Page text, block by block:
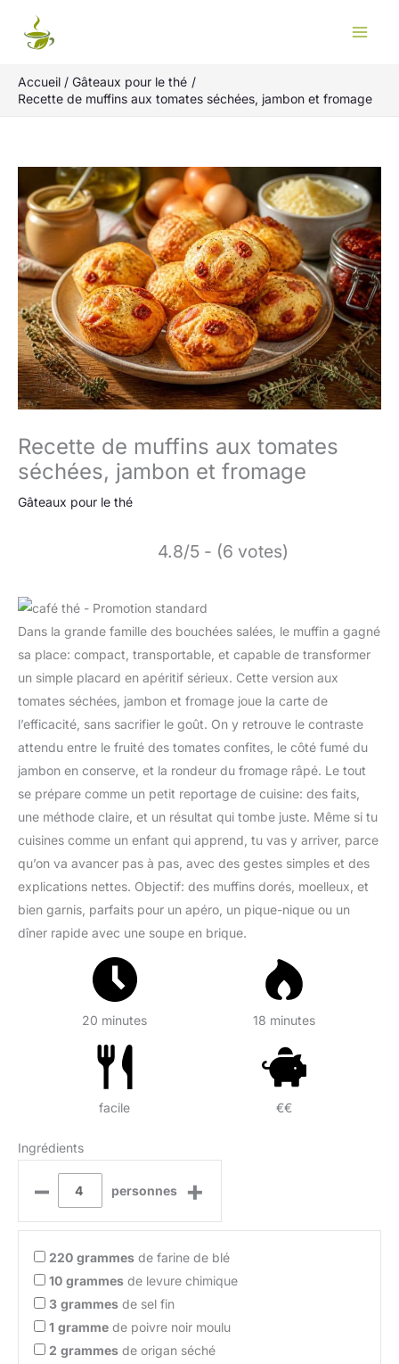
Accueil
Gâteaux pour le thé
Recette de muffins aux tomates séchées, jambon et fromage
Recette de muffins aux tomates
séchées, jambon et fromage
Gâteaux pour le thé
4.8/5 - (6 votes)
Dans la grande famille des bouchées salées, le muffin a gagné
sa place: compact, transportable, et capable de transformer
un simple placard en apéritif sérieux. Cette version aux
tomates séchées, jambon et fromage joue la carte de
l’efficacité, sans sacrifier le goût. On y retrouve le contraste
attendu entre le fruité des tomates confites, le côté fumé du
jambon en conserve, et la rondeur du fromage râpé. Le tout
se prépare comme un petit reportage de cuisine: des faits,
une méthode claire, et un résultat qui tombe juste. Même si tu
cuisines comme un enfant qui apprend, tu vas y arriver, parce
qu’on va avancer pas à pas, avec des gestes simples et des
explications nettes. Objectif: des muffins dorés, moelleux, et
bien garnis, parfaits pour un apéro, un pique-nique ou un
dîner rapide avec une soupe en brique.
20 minutes 18 minutes
facile €€
Ingrédients
– personnes +
220 grammes de farine de blé
10 grammes de levure chimique
3 grammes de sel fin
1 gramme de poivre noir moulu
2 grammes de origan séché